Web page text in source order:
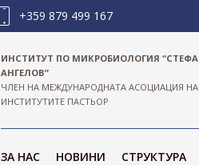
+359 879 499 167
ИНСТИТУТ ПО МИКРОБИОЛОГИЯ
АНГЕЛОВ”
ЧЛЕН НА МЕЖДУНАРОДНАТА АСОЦИАЦИЯ НА
ИНСТИТУТИТЕ ПАСТЬОР
ЗА НАС НОВИНИ СТРУКТУРА